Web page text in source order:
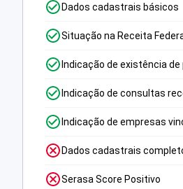
Dados cadastrais básicos
Situação na Receita
Indicação de existência
Indicação de consultas
Indicação de empresas
Dados cadastrais
Serasa Score Positivo